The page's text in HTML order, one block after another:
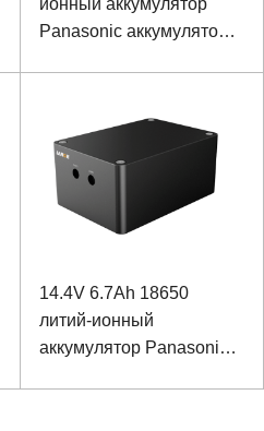
Panasonic аккумулятор
14.4V 6.7Ah 18650
литий-ионный
аккумулятор Panasonic